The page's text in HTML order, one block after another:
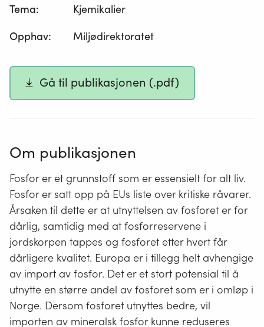
Tema:
Kjemikalier
Opphav: Miljødirektoratet
Gå til publikasjonen (.pdf)
Om publikasjonen
Fosfor er et grunnstoff som er essensielt for alt liv.
Fosfor er satt opp på EUs liste over kritiske råvarer.
Årsaken til dette er at utnyttelsen av fosforet er for
dårlig, samtidig med at fosforreservene i
jordskorpen tappes og fosforet etter hvert får
dårligere kvalitet. Europa er i tillegg helt avhengige
av import av fosfor. Det er et stort potensial til å
utnytte en større andel av fosforet som er i omløp i
Norge. Dersom fosforet utnyttes bedre, vil
importen av mineralsk fosfor kunne reduseres